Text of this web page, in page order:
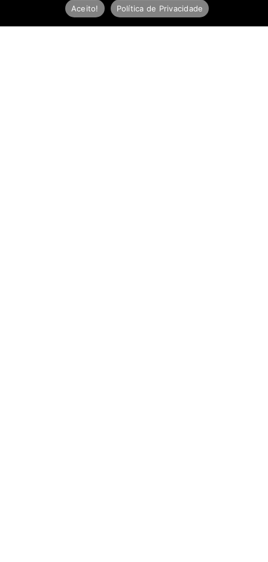
Aceito!
Política de Privacidade